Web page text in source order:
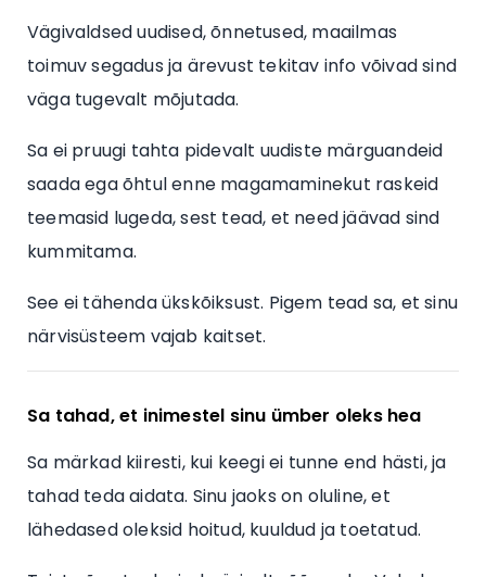
Vägivaldsed uudised, õnnetused, maailmas
toimuv segadus ja ärevust tekitav info võivad sind
väga tugevalt mõjutada.
Sa ei pruugi tahta pidevalt uudiste märguandeid
saada ega õhtul enne magamaminekut raskeid
teemasid lugeda, sest tead, et need jäävad sind
kummitama.
See ei tähenda ükskõiksust. Pigem tead sa, et sinu
närvisüsteem vajab kaitset.
Sa tahad, et inimestel sinu ümber oleks hea
Sa märkad kiiresti, kui keegi ei tunne end hästi, ja
tahad teda aidata. Sinu jaoks on oluline, et
lähedased oleksid hoitud, kuuldud ja toetatud.